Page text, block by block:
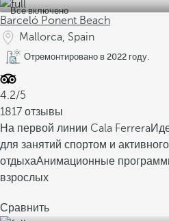
Все включено
Barceló Ponent Beach
Mallorca, Spain
Отремонтировано в 2022 году.
4.2/5
1817 отзывы
На первой линии Cala Ferrera
для занятий спортом и активного
отдыхаАнимационные
взрослых
Сравнить